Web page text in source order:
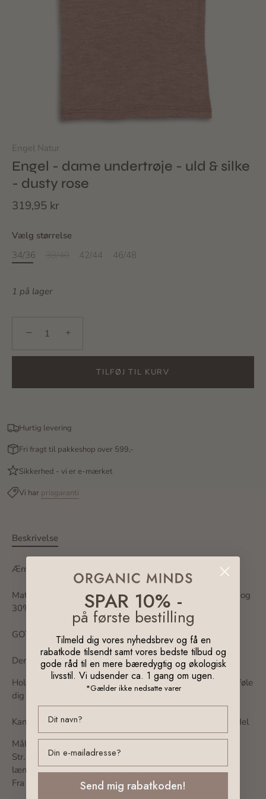
Engel Natur
Engel - dame undertrøje - uld & silke
- dusty rose
319,95 kr
Vælg størrelse
34/36
38/40 42/44 46/48
1 på lager
− +
TILFØJ TIL KURV
Hurtig levering
Fri fragt til pakkeshop over 599,-
Sikkerhed - vi er e-mærket
Vi har prisgaranti
Beskrivelse
Ærmeløs undertrøje fra tyske Engel Natur.
Materialet er 70% økologisk kbt. certificeret økologisk uld og
30% silke
GOTS certificeret.
Denne udgave er smuk duset rosa
Holder kroppen i en konstant temperatur og du vil aldrig føle
dig varm og fugtig.
Kan vaskes i maskinen på uldprogram med uldvaskemiddel
Mål:
Str. 34/36:
længde fra skulder og ned ca. 64 cm.
Fra armhule til armhule ca. 32 cm.
SPAR 10% -
på første bestilling
Tilmeld dig vores nyhedsbrev og få en
rabatkode tilsendt samt vores bedste tilbud og
gode råd til en mere bæredygtig og økologisk
livsstil. Vi udsender ca. 1 gang om ugen.
*Gælder ikke nedsatte varer
Send mig rabatkoden!